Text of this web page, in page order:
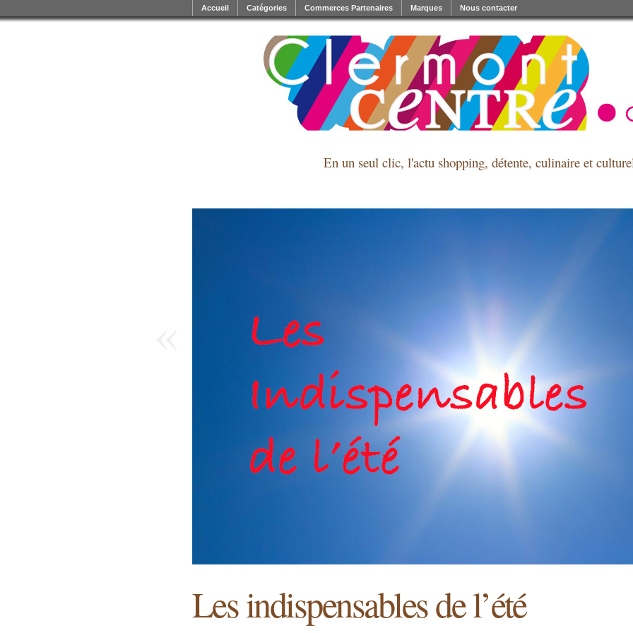
En un seul clic, l'actu shopping, détente, culinaire et
Accueil Catégories Commerces Partenaires Marques Nous contacter
Les indispensables de l’été